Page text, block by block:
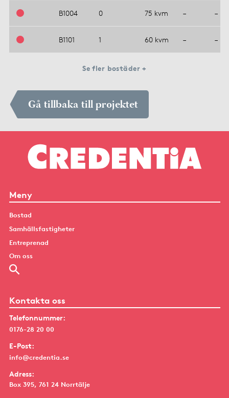
B1004 0 75 kvm – –
B1101 1 60 kvm – –
Se fler bostäder +
Gå tillbaka till projektet
Meny
Bostad
Samhällsfastigheter
Entreprenad
Om oss
Kontakta oss
Telefonnummer:
0176-28 20 00
E-Post:
info@credentia.se
Adress:
Box 395, 761 24 Norrtälje